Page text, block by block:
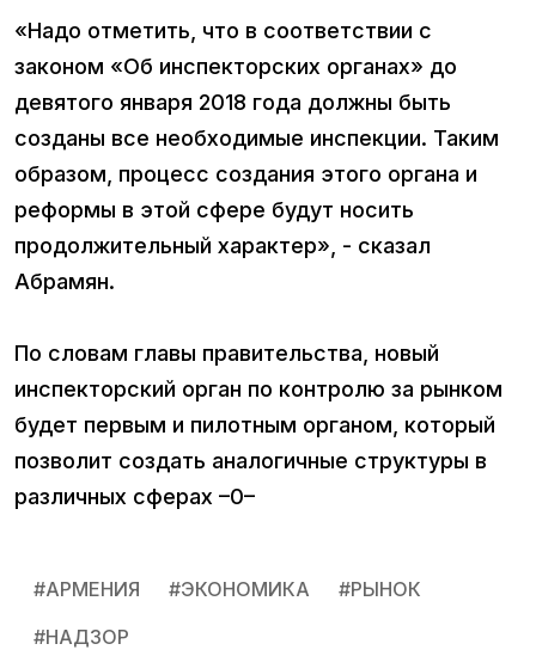
«Надо отметить, что в соответствии с
законом «Об инспекторских органах» до
девятого января 2018 года должны быть
созданы все необходимые инспекции. Таким
образом, процесс создания этого органа и
реформы в этой сфере будут носить
продолжительный характер», - сказал
Абрамян.
По словам главы правительства, новый
инспекторский орган по контролю за рынком
будет первым и пилотным органом, который
позволит создать аналогичные структуры в
различных сферах –0–
#АРМЕНИЯ #ЭКОНОМИКА #РЫНОК
#НАДЗОР